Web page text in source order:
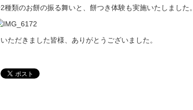
種類のお餅の振る舞いと、餅つき体験も実施いたしました。
ただきました皆様、ありがとうございました。